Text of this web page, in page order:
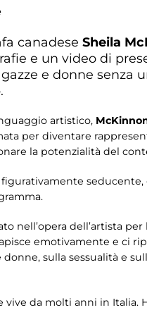
canadese Sheila
e un video di
e donne senza
artistico,
per diventare
la potenzialità del
nell’opera dell’artista
emotivamente e ci
sulla sessualità e
vive da molti anni in Italia.